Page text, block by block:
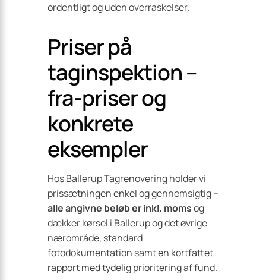
ordentligt og uden overraskelser.
Priser på
taginspektion –
fra-priser og
konkrete
eksempler
Hos Ballerup Tagrenovering holder vi
prissætningen enkel og gennemsigtig –
alle angivne beløb er inkl. momsog
dækker kørsel i Ballerup og det øvrige
nærområde, standard
fotodokumentation samt en kortfattet
rapport med tydelig prioritering af fund.